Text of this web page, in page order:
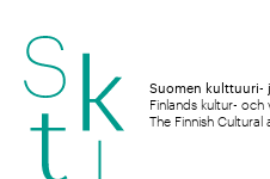
Hyppää
sisältöön
Suomen kulttuuri-
Finlands kultur-
The Finnish